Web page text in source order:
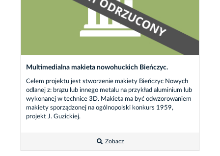
Multimedialna makieta nowohuckich Bieńczyc.
Celem projektu jest stworzenie makiety Bieńczyc Nowych
odlanej z: brązu lub innego metalu na przykład aluminium lub
wykonanej w technice 3D. Makieta ma być odwzorowaniem
makiety sporządzonej na ogólnopolski konkurs 1959,
projekt J. Guzickiej.
Zobacz